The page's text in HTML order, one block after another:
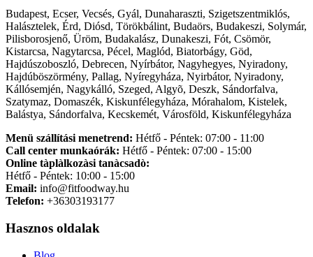
Budapest, Ecser, Vecsés, Gyál, Dunaharaszti, Szigetszentmiklós,
Halásztelek, Érd, Diósd, Törökbálint, Budaörs, Budakeszi, Solymár,
Pilisborosjenő, Üröm, Budakalász, Dunakeszi, Fót, Csömör,
Kistarcsa, Nagytarcsa, Pécel, Maglód, Biatorbágy, Göd,
Hajdúszoboszló, Debrecen, Nyírbátor, Nagyhegyes, Nyiradony,
Hajdúböszörmény, Pallag, Nyíregyháza, Nyirbátor, Nyiradony,
Kállósemjén, Nagykálló, Szeged, Algyõ, Deszk, Sándorfalva,
Szatymaz, Domaszék, Kiskunfélegyháza, Mórahalom, Kistelek,
Balástya, Sándorfalva, Kecskemét, Városföld, Kiskunfélegyháza
Menü szállítási menetrend: Hétfő - Péntek: 07:00 - 11:00
Call center munkaórák: Hétfő - Péntek: 07:00 - 15:00
Online tàplàlkozàsi tanàcsadò:
Hétfő - Péntek: 10:00 - 15:00
Email: info@fitfoodway.hu
Telefon: +36303193177
Hasznos oldalak